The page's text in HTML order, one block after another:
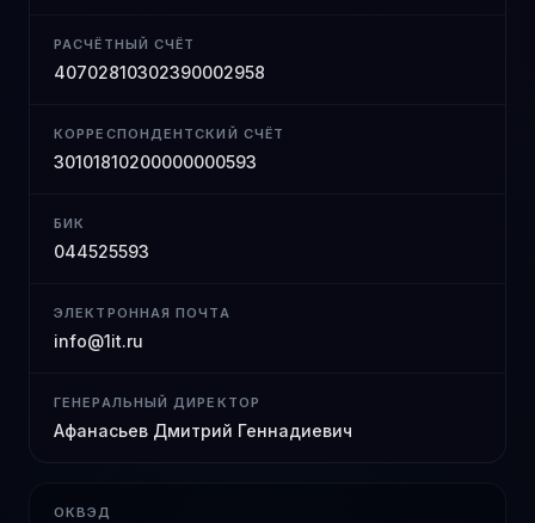
РАСЧЁТНЫЙ СЧЁТ
40702810302390002958
КОРРЕСПОНДЕНТСКИЙ СЧЁТ
30101810200000000593
БИК
044525593
ЭЛЕКТРОННАЯ ПОЧТА
info@1it.ru
ГЕНЕРАЛЬНЫЙ ДИРЕКТОР
Афанасьев Дмитрий Геннадиевич
ОКВЭД